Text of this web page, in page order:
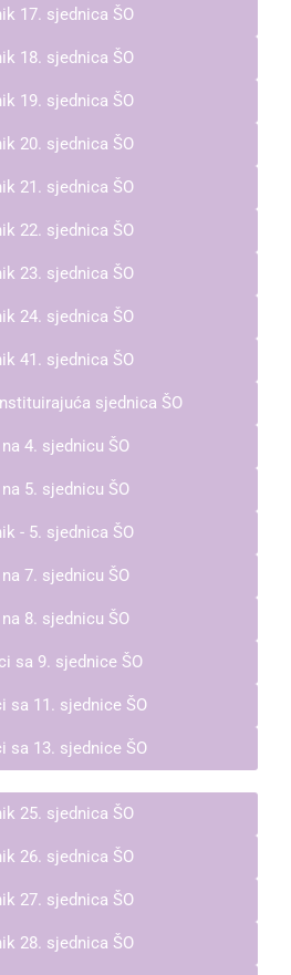
17. sjednica ŠO
18. sjednica ŠO
19. sjednica ŠO
20. sjednica ŠO
21. sjednica ŠO
22. sjednica ŠO
23. sjednica ŠO
24. sjednica ŠO
41. sjednica ŠO
sjednica ŠO
4. sjednicu ŠO
5. sjednicu ŠO
- 5. sjednica ŠO
7. sjednicu ŠO
8. sjednicu ŠO
sa 9. sjednice ŠO
sa 11. sjednice ŠO
sa 13. sjednice ŠO
25. sjednica ŠO
26. sjednica ŠO
27. sjednica ŠO
28. sjednica ŠO